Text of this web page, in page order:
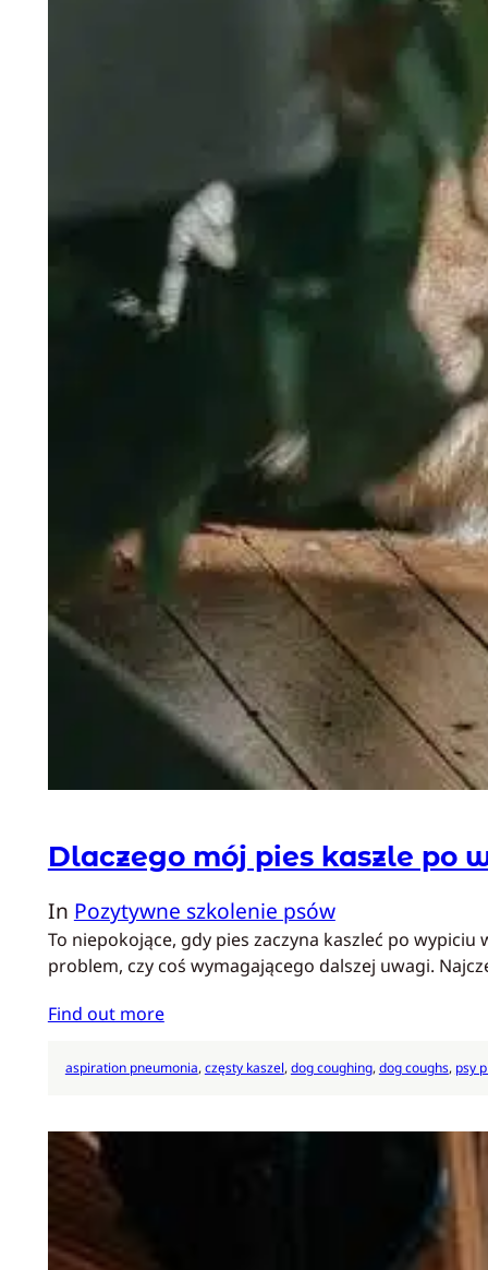
Dlaczego mój pies kaszle po
In Pozytywne szkolenie psów
To niepokojące, gdy pies zaczyna kaszleć po
problem, czy coś wymagającego dalszej uwagi.
Find out more
aspiration pneumonia, częsty kaszel, dog coughing, dog coughs, psy